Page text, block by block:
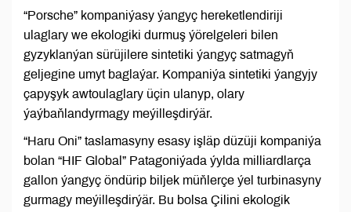
“Porsche” kompaniýasy ýangyç hereketlendiriji
ulaglary we ekologiki durmuş ýörelgeleri bilen
gyzyklanýan sürüjilere sintetiki ýangyç satmagyň
geljegine umyt baglaýar. Kompaniýa sintetiki ýangyjy
çapyşyk awtoulaglary üçin ulanyp, olary
ýaýbaňlandyrmagy meýilleşdirýär.
“Haru Oni” taslamasyny esasy işläp düzüji kompaniýa
bolan “HIF Global” Patagoniýada ýylda milliardlarça
gallon ýangyç öndürip biljek müňlerçe ýel turbinasyny
gurmagy meýilleşdirýär. Bu bolsa Çilini ekologik